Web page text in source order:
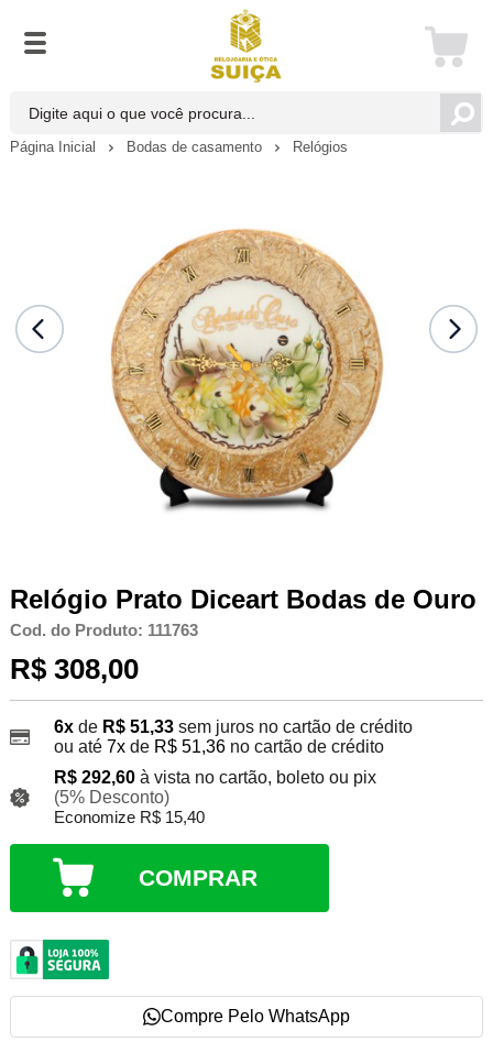
Página Inicial Bodas de casamento Relógios
Relógio Prato Diceart Bodas de Ouro
Cod. do Produto: 111763
R$ 308,00
6xde R$ 51,33 sem juros no cartão de crédito
ou até 7xde R$ 51,36no cartão de crédito
R$ 292,60 à vista no cartão, boleto ou pix
(5% Desconto)
Economize R$ 15,40
COMPRAR
Compre Pelo WhatsApp